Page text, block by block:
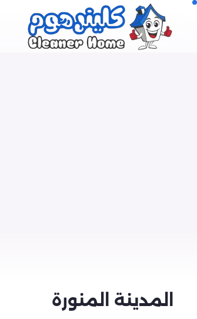
المدينة المنورة